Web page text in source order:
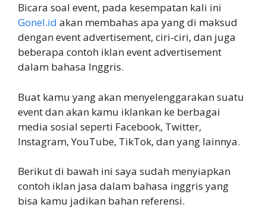
Bicara soal event, pada kesempatan kali ini
Gonel.id akan membahas apa yang di maksud
dengan event advertisement, ciri-ciri, dan juga
beberapa contoh iklan event advertisement
dalam bahasa Inggris.
Buat kamu yang akan menyelenggarakan suatu
event dan akan kamu iklankan ke berbagai
media sosial seperti Facebook, Twitter,
Instagram, YouTube, TikTok, dan yang lainnya.
Berikut di bawah ini saya sudah menyiapkan
contoh iklan jasa dalam bahasa inggris yang
bisa kamu jadikan bahan referensi.